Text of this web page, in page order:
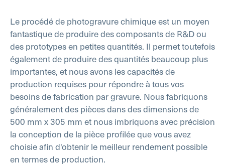
Le procédé de photogravure chimique est un moyen
fantastique de produire des composants de R&D ou
des prototypes en petites quantités. Il permet toutefois
également de produire des quantités beaucoup plus
importantes, et nous avons les capacités de
production requises pour répondre à tous vos
besoins de fabrication par gravure. Nous fabriquons
généralement des pièces dans des dimensions de
500 mm x 305 mm et nous imbriquons avec précision
la conception de la pièce profilée que vous avez
choisie afin d'obtenir le meilleur rendement possible
en termes de production.